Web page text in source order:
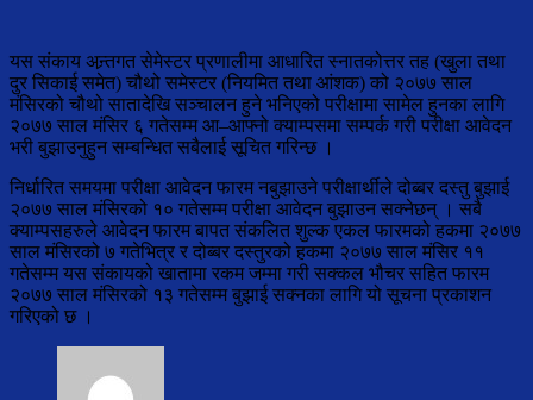
यस संकाय अन्र्तगत सेमेस्टर प्रणालीमा आधारित स्नातकोत्तर तह (खुला तथा
दुर सिकाई समेत) चौथो समेस्टर (नियमित तथा आंशक) को २०७७ साल
मंसिरको चौथो सातादेखि सञ्चालन हुने भनिएको परीक्षामा सामेल हुनका लागि
२०७७ साल मंसिर ६ गतेसम्म आ–आफ्नो क्याम्पसमा सम्पर्क गरी परीक्षा आवेदन
भरी बुझाउनुहुन सम्बन्धित सबैलाई सूचित गरिन्छ ।
निर्धारित समयमा परीक्षा आवेदन फारम नबुझाउने परीक्षार्थीले दोब्बर दस्तु बुझाई
२०७७ साल मंसिरको १० गतेसम्म परीक्षा आवेदन बुझाउन सक्नेछन् । सबै
क्याम्पसहरुले आवेदन फारम बापत संकलित शुल्क एकल फारमको हकमा २०७७
साल मंसिरको ७ गतेभित्र र दोब्बर दस्तुरको हकमा २०७७ साल मंसिर ११
गतेसम्म यस संकायको खातामा रकम जम्मा गरी सक्कल भौचर सहित फारम
२०७७ साल मंसिरको १३ गतेसम्म बुझाई सक्नका लागि यो सूचना प्रकाशन
गरिएको छ ।